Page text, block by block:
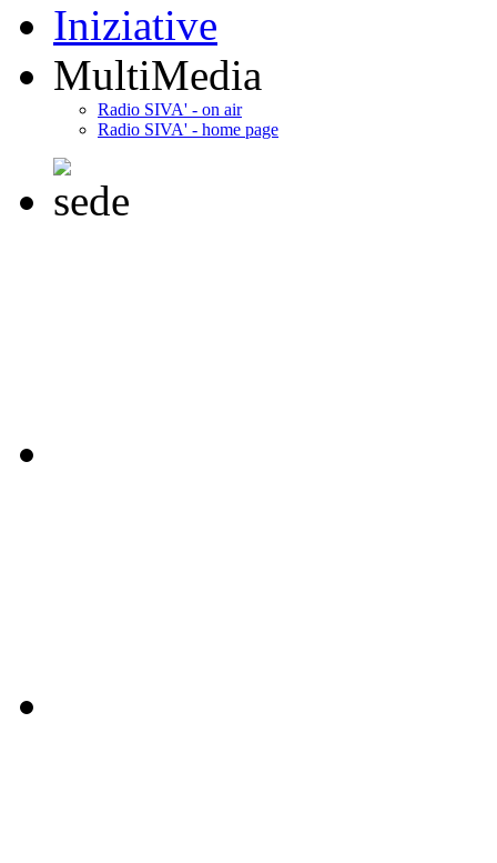
Iniziative
MultiMedia
Radio SIVA' - on air
Radio SIVA' - home page